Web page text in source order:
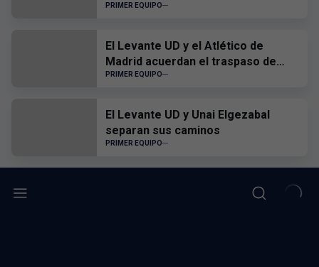
PRIMER EQUIPO
El Levante UD y el Atlético de
Madrid acuerdan el traspaso de
Edgar Alcañiz
PRIMER EQUIPO
El Levante UD y Unai Elgezabal
separan sus caminos
PRIMER EQUIPO